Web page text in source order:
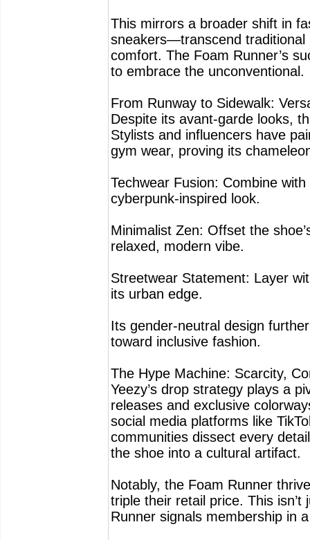
This mirrors a broader shift in
sneakers—transcend traditional
comfort. The Foam Runner’s
to embrace the unconventional.
From Runway to Sidewalk:
Despite its avant-garde looks,
Stylists and influencers have
gym wear, proving its
Techwear Fusion: Combine
cyberpunk-inspired look.
Minimalist Zen: Offset the
relaxed, modern vibe.
Streetwear Statement: Layer
its urban edge.
Its gender-neutral design
toward inclusive fashion.
The Hype Machine: Scarcity,
Yeezy’s drop strategy plays a
releases and exclusive
social media platforms like
communities dissect every
the shoe into a cultural artifact.
Notably, the Foam Runner
triple their retail price. This
Runner signals membership in